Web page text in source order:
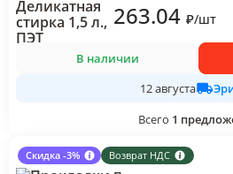
263.04 ₽/шт
В наличии
12 августа
Всего 1
Скидка -3% Возврат НДС